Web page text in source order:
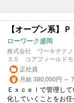
【オープン系】
ローワーク盛岡
株式会社 ワーキテク
３５ コアフィールドモ
正社員
月給 380,000円 ～
Ｅｘｃｅｌで管理し
化していくことをお